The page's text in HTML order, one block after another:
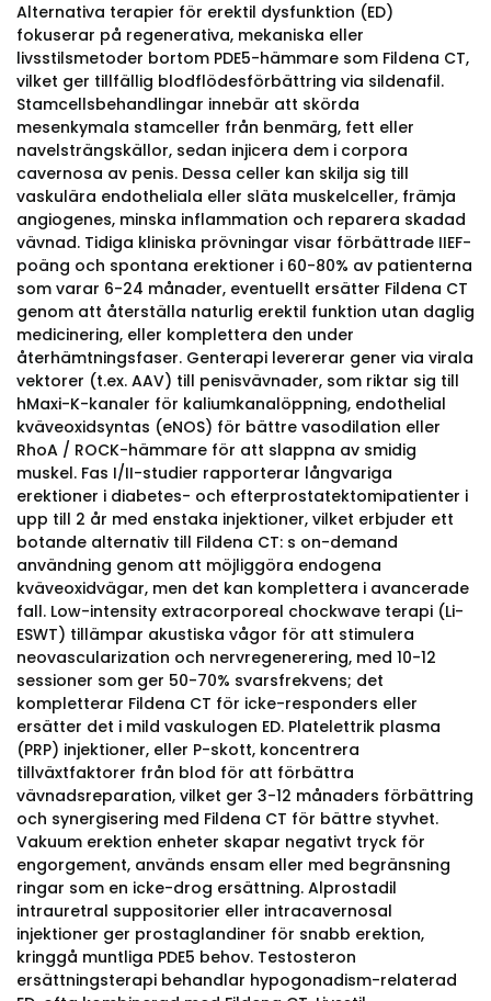
Alternativa terapier för erektil dysfunktion (ED)
fokuserar på regenerativa, mekaniska eller
livsstilsmetoder bortom PDE5-hämmare som Fildena CT,
vilket ger tillfällig blodflödesförbättring via sildenafil.
Stamcellsbehandlingar innebär att skörda
mesenkymala stamceller från benmärg, fett eller
navelsträngskällor, sedan injicera dem i corpora
cavernosa av penis. Dessa celler kan skilja sig till
vaskulära endotheliala eller släta muskelceller, främja
angiogenes, minska inflammation och reparera skadad
vävnad. Tidiga kliniska prövningar visar förbättrade IIEF-
poäng och spontana erektioner i 60-80% av patienterna
som varar 6-24 månader, eventuellt ersätter Fildena CT
genom att återställa naturlig erektil funktion utan daglig
medicinering, eller komplettera den under
återhämtningsfaser. Genterapi levererar gener via virala
vektorer (t.ex. AAV) till penisvävnader, som riktar sig till
hMaxi-K-kanaler för kaliumkanalöppning, endothelial
kväveoxidsyntas (eNOS) för bättre vasodilation eller
RhoA / ROCK-hämmare för att slappna av smidig
muskel. Fas I/II-studier rapporterar långvariga
erektioner i diabetes- och efterprostatektomipatienter i
upp till 2 år med enstaka injektioner, vilket erbjuder ett
botande alternativ till Fildena CT: s on-demand
användning genom att möjliggöra endogena
kväveoxidvägar, men det kan komplettera i avancerade
fall. Low-intensity extracorporeal chockwave terapi (Li-
ESWT) tillämpar akustiska vågor för att stimulera
neovascularization och nervregenerering, med 10-12
sessioner som ger 50-70% svarsfrekvens; det
kompletterar Fildena CT för icke-responders eller
ersätter det i mild vaskulogen ED. Platelettrik plasma
(PRP) injektioner, eller P-skott, koncentrera
tillväxtfaktorer från blod för att förbättra
vävnadsreparation, vilket ger 3-12 månaders förbättring
och synergisering med Fildena CT för bättre styvhet.
Vakuum erektion enheter skapar negativt tryck för
engorgement, används ensam eller med begränsning
ringar som en icke-drog ersättning. Alprostadil
intrauretral suppositorier eller intracavernosal
injektioner ger prostaglandiner för snabb erektion,
kringgå muntliga PDE5 behov. Testosteron
ersättningsterapi behandlar hypogonadism-relaterad